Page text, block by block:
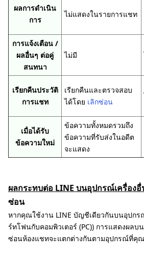
ผลการดำเนิน
การ
ไม่แสดงในรายการแชท
การแจ้งเตือน /
ผลอื่นๆ ต่อคู่
สนทนา
ไม่มี
เรียกคืนประวัติ
การแชท
เรียกคืนและตรวจสอบ
ได้โดย เลิกซ่อน
เมื่อได้รับ
ข้อความใหม่
ข้อความทั้งหมดรวมถึง
ข้อความที่รับส่งในอดีต
จะแสดง
ผลกระทบต่อ LINE บนอุปกรณ์เครื่องอื่
ซ่อน
หากคุณใช้งาน LINE บัญชีเดียวกันบนอุปกร
ร์ทโฟนกับคอมพิวเตอร์ (PC)) การแสดงผลบ
ซ่อนห้องแชทจะแตกต่างกันตามอุปกรณ์ที่คุ